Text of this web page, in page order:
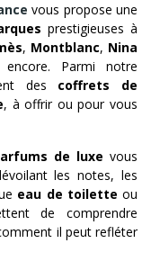
vous propose une
prestigieuses à
, Montblanc, Nina
Parmi notre
des coffrets de
, à offrir ou pour vous
de luxe vous
les notes, les
eau de toilette ou
de comprendre
il peut refléter